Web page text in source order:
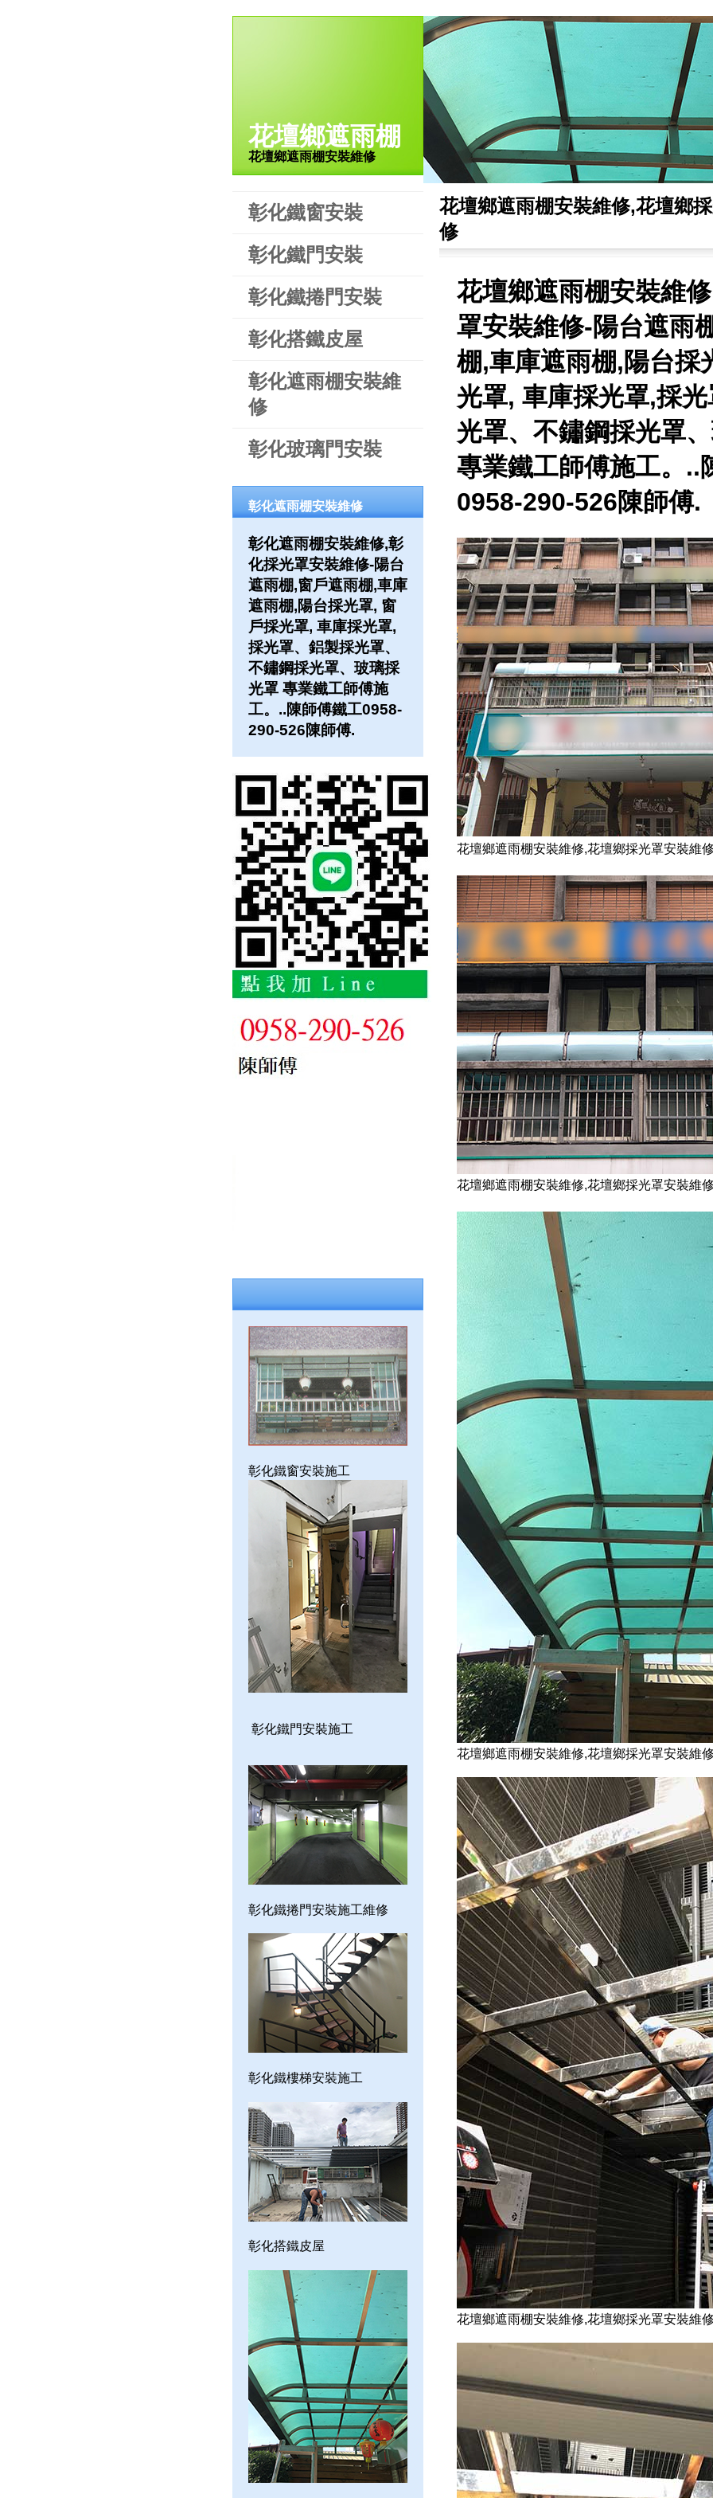
花壇鄉遮雨棚
花壇鄉遮雨棚安裝維修
彰化鐵窗安裝
彰化鐵門安裝
彰化鐵捲門安裝
彰化搭鐵皮屋
彰化遮雨棚安裝維
修
彰化玻璃門安裝
彰化遮雨棚安裝維修
彰化遮雨棚安裝維修,彰
化採光罩安裝維修-陽台
遮雨棚,窗戶遮雨棚,車庫
遮雨棚,陽台採光罩, 窗
戶採光罩, 車庫採光罩,
採光罩、鋁製採光罩、
不鏽鋼採光罩、玻璃採
光罩 專業鐵工師傅施
工。..陳師傅鐵工0958-
290-526陳師傅.
彰化鐵窗安裝施工
彰化鐵門安裝施工
彰化鐵捲門安裝施工維修
彰化鐵樓梯安裝施工
彰化搭鐵皮屋
花壇鄉遮雨棚安裝維修,花壇鄉
修
花壇鄉遮雨棚安裝維
罩安裝維修-陽台遮雨
棚,車庫遮雨棚,陽台採
光罩, 車庫採光罩,採
光罩、不鏽鋼採光罩
專業鐵工師傅施工。..
0958-290-526陳師傅.
花壇鄉遮雨棚安裝維修,花壇鄉採光罩安裝維
花壇鄉遮雨棚安裝維修,花壇鄉採光罩安裝維
花壇鄉遮雨棚安裝維修,花壇鄉採光罩安裝維
花壇鄉遮雨棚安裝維修,花壇鄉採光罩安裝維